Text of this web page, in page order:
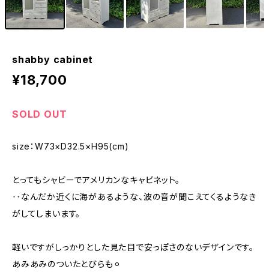
shabby cabinet
¥18,700
SOLD OUT
size：W73×D32.5×H95(cm)
とってもシャビーでアメリカンなキャビネット。
‥なんだか近くに海があるような、波の音が聞こえてくるようなき
がしてしまいます。
軽いですがしっかりとした見た目で安っぽさのないデザインです。
あみあみのついたとびらも⚪︎